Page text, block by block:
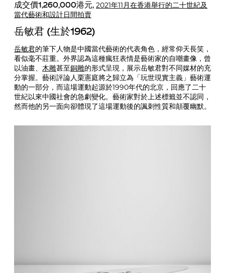
成交價1,260,000港元, 2021年11月在香港舉行的二十世紀及
當代藝術和設計日間拍賣
岳敏君 (生於1962)
岳敏君的筆下人物是中國當代藝術的代表角色，經常仰天長笑，
看似毫不莊重。外界認為這種瘋狂表情是藝術家的自嘲畫像，曾
以油畫、 木雕甚至銅雕的形式呈現，展示岳敏君對不同媒材的充
分掌握。藝術評論人栗憲庭將之歸立為「玩世現實主義」藝術運
動的一部分，而這場運動起源於1990年代的北京，回應了二十
世紀以來中國社會的急劇變化。藝術家對於上述標籤並不認同，
然而他的另一面向卻體現了這場運動後的諷刺性質和顛覆幽默。